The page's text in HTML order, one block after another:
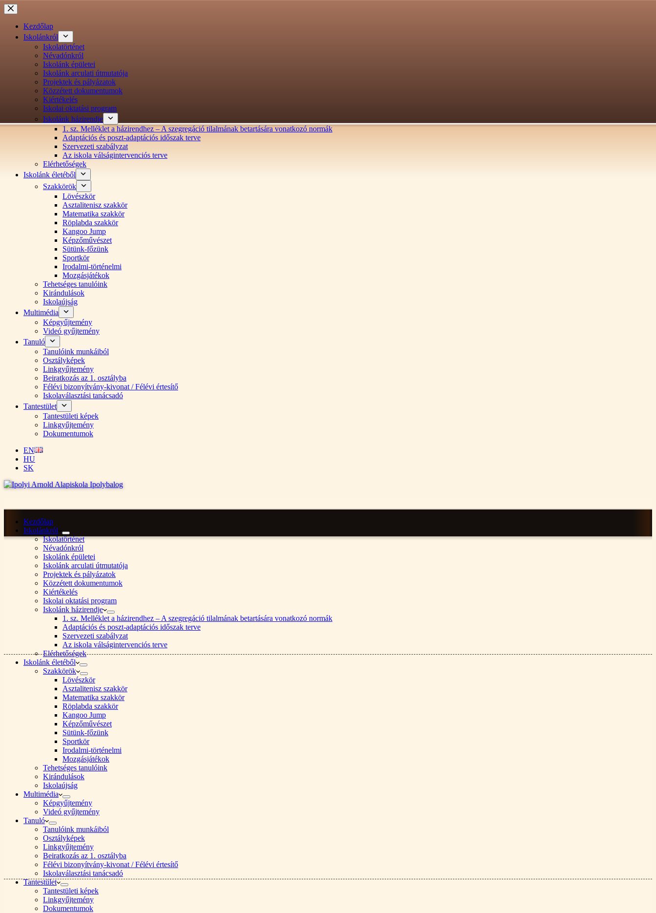
Ugrás
a
tartalomraKezdőlap
Iskolánkról
Iskolatörténet
Névadónkról
Iskolánk épületei
Iskolánk arculati útmutatója
Projektek és pályázatok
Közzétett dokumentumok
Kiértékelés
Iskolai oktatási program
Iskolánk házirendje
1. sz. Melléklet a házirendhez – A szegregáció tilalmának betartására vonatkozó normák
Adaptációs és poszt-adaptációs időszak terve
Szervezeti szabályzat
Az iskola válságintervenciós terve
Elérhetőségek
Iskolánk életéből
Szakkörök
Lövészkör
Asztalitenisz szakkör
Matematika szakkör
Röplabda szakkör
Kangoo Jump
Képzőművészet
Sütünk-főzünk
Sportkör
Irodalmi-történelmi
Mozgásjátékok
Tehetséges tanulóink
Kirándulások
Iskolaújság
Multimédia
Képgyűjtemény
Videó gyűjtemény
Tanuló
Tanulóink munkáiból
Osztályképek
Linkgyűjtemény
Beiratkozás az 1. osztályba
Félévi bizonyítvány-kivonat / Félévi értesítő
Iskolaválasztási tanácsadó
Tantestület
Tantestületi képek
Linkgyűjtemény
Dokumentumok
EN
HU
SK
Kezdőlap
Iskolánkról
Iskolatörténet
Névadónkról
Iskolánk épületei
Iskolánk arculati útmutatója
Projektek és pályázatok
Közzétett dokumentumok
Kiértékelés
Iskolai oktatási program
Iskolánk házirendje
1. sz. Melléklet a házirendhez – A szegregáció tilalmának betartására vonatkozó normák
Adaptációs és poszt-adaptációs időszak terve
Szervezeti szabályzat
Az iskola válságintervenciós terve
Elérhetőségek
Iskolánk életéből
Szakkörök
Lövészkör
Asztalitenisz szakkör
Matematika szakkör
Röplabda szakkör
Kangoo Jump
Képzőművészet
Sütünk-főzünk
Sportkör
Irodalmi-történelmi
Mozgásjátékok
Tehetséges tanulóink
Kirándulások
Iskolaújság
Multimédia
Képgyűjtemény
Videó gyűjtemény
Tanuló
Tanulóink munkáiból
Osztályképek
Linkgyűjtemény
Beiratkozás az 1. osztályba
Félévi bizonyítvány-kivonat / Félévi értesítő
Iskolaválasztási tanácsadó
Tantestület
Tantestületi képek
Linkgyűjtemény
Dokumentumok